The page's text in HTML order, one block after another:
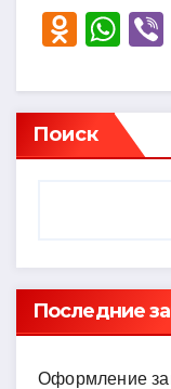
O
n
o
kl
ni
ki
W
at
s
A
Поиск
Последние
Оформление